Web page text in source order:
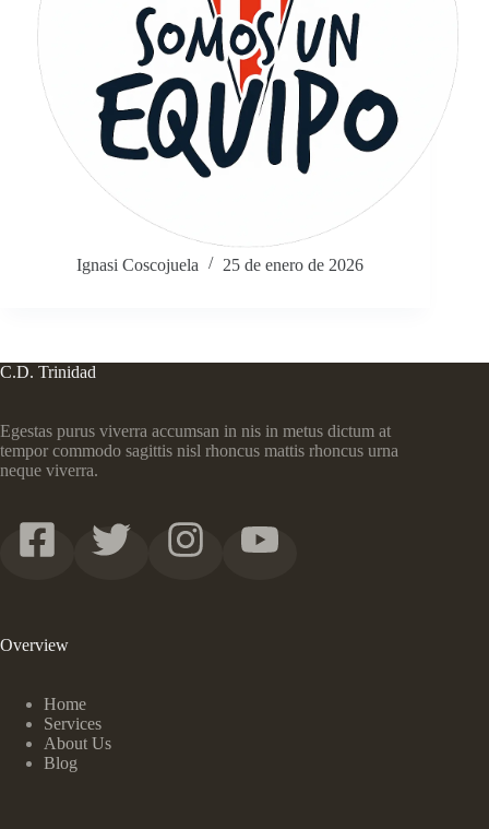
Ignasi Coscojuela 25 de enero de 2026
C.D. Trinidad
Egestas purus viverra accumsan in nis in metus dictum at
tempor commodo sagittis nisl rhoncus mattis rhoncus urna
neque viverra.
Overview
Home
Services
About Us
Blog